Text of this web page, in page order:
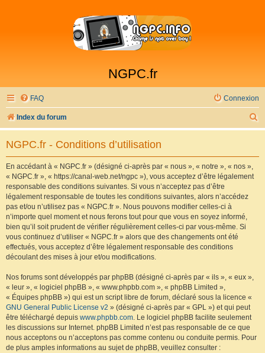
NGPC.fr
FAQ Connexion
Index du forum
e
NGPC.fr - Conditions d’utilisation
En accédant à « NGPC.fr » (désigné ci-après par « nous », « notre », « nos »,
« NGPC.fr », « https://canal-web.net/ngpc »), vous acceptez d’être légalement
responsable des conditions suivantes. Si vous n’acceptez pas d’être
légalement responsable de toutes les conditions suivantes, alors n’accédez
pas et/ou n’utilisez pas « NGPC.fr ». Nous pouvons modifier celles-ci à
n’importe quel moment et nous ferons tout pour que vous en soyez informé,
bien qu’il soit prudent de vérifier régulièrement celles-ci par vous-même. Si
vous continuez d’utiliser « NGPC.fr » alors que des changements ont été
effectués, vous acceptez d’être légalement responsable des conditions
découlant des mises à jour et/ou modifications.
Nos forums sont développés par phpBB (désigné ci-après par « ils », « eux »,
« leur », « logiciel phpBB », « www.phpbb.com », « phpBB Limited »,
« Équipes phpBB ») qui est un script libre de forum, déclaré sous la licence «
GNU General Public License v2 » (désigné ci-après par « GPL ») et qui peut
être téléchargé depuis www.phpbb.com. Le logiciel phpBB facilite seulement
les discussions sur Internet. phpBB Limited n’est pas responsable de ce que
nous acceptons ou n’acceptons pas comme contenu ou conduite permis. Pour
de plus amples informations au sujet de phpBB, veuillez consulter :